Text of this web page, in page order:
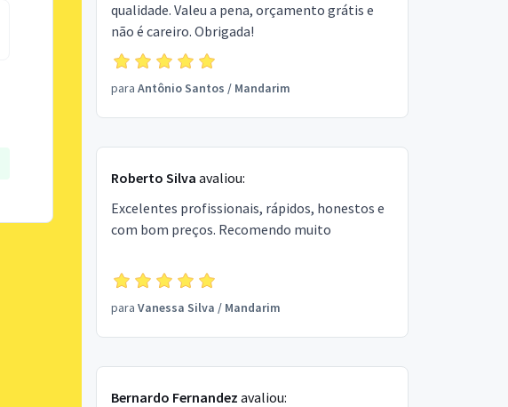
qualidade. Valeu a pena, orçamento grátis e
não é careiro. Obrigada!
para Antônio Santos / Mandarim
Roberto Silva avaliou:
Excelentes profissionais, rápidos, honestos e
com bom preços. Recomendo muito
para Vanessa Silva / Mandarim
Bernardo Fernandez avaliou: